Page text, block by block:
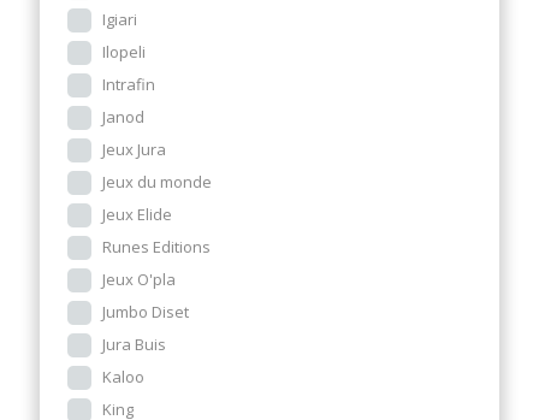
Igiari
Ilopeli
Intrafin
Janod
Jeux Jura
Jeux du monde
Jeux Elide
Runes Editions
Jeux O'pla
Jumbo Diset
Jura Buis
Kaloo
King